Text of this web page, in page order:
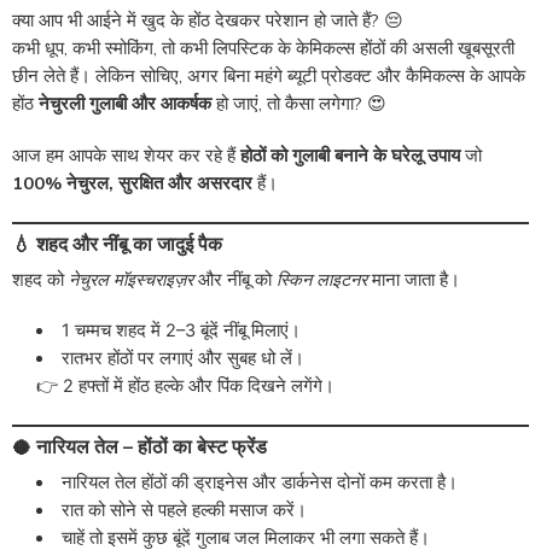
क्या आप भी आईने में खुद के होंठ देखकर परेशान हो जाते हैं? 😔
कभी धूप, कभी स्मोकिंग, तो कभी लिपस्टिक के केमिकल्स होंठों की असली खूबसूरती
छीन लेते हैं। लेकिन सोचिए, अगर बिना महंगे ब्यूटी प्रोडक्ट और कैमिकल्स के आपके
होंठनेचुरली गुलाबी और आकर्षकहो जाएं, तो कैसा लगेगा? 😍
आज हम आपके साथ शेयर कर रहे हैंहोठों को गुलाबी बनाने के घरेलू उपायजो
100% नेचुरल, सुरक्षित और असरदारहैं।
💧 शहद और नींबू का जादुई पैक
शहद को नेचुरल मॉइस्चराइज़रऔर नींबू को स्किन लाइटनरमाना जाता है।
1 चम्मच शहद में 2–3 बूंदें नींबू मिलाएं।
रातभर होंठों पर लगाएं और सुबह धो लें।
👉 2 हफ्तों में होंठ हल्के और पिंक दिखने लगेंगे।
🥥 नारियल तेल – होंठों का बेस्ट फ्रेंड
नारियल तेल होंठों की ड्राइनेस और डार्कनेस दोनों कम करता है।
रात को सोने से पहले हल्की मसाज करें।
चाहें तो इसमें कुछ बूंदें गुलाब जल मिलाकर भी लगा सकते हैं।